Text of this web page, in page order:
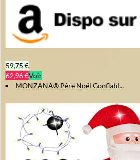
59,75 €
62,96 €Voir
MONZANA® Père Noël Gonflabl...